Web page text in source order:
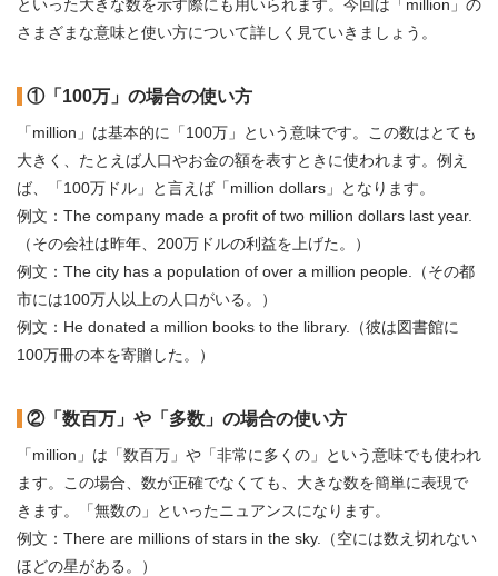
といった大きな数を示す際にも用いられます。今回は「million」の
さまざまな意味と使い方について詳しく見ていきましょう。
①「100万」の場合の使い方
「million」は基本的に「100万」という意味です。この数はとても
大きく、たとえば人口やお金の額を表すときに使われます。例え
ば、「100万ドル」と言えば「million dollars」となります。
例文：The company made a profit of two million dollars last year.
（その会社は昨年、200万ドルの利益を上げた。）
例文：The city has a population of over a million people.（その都
市には100万人以上の人口がいる。）
例文：He donated a million books to the library.（彼は図書館に
100万冊の本を寄贈した。）
②「数百万」や「多数」の場合の使い方
「million」は「数百万」や「非常に多くの」という意味でも使われ
ます。この場合、数が正確でなくても、大きな数を簡単に表現で
きます。「無数の」といったニュアンスになります。
例文：There are millions of stars in the sky.（空には数え切れない
ほどの星がある。）